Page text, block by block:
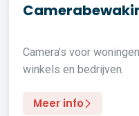
Camera’s voor
winkels en bedrijven.
Meer info